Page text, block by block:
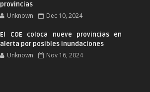
provincias
Unknown Dec 10, 2024
El COE coloca nueve provincias en
alerta por posibles inundaciones
Unknown Nov 16, 2024